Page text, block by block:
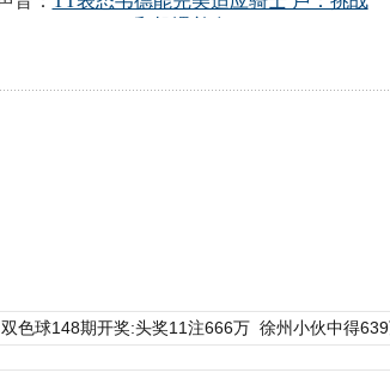
双色球148期开奖:头奖11注666万 徐州小伙中得